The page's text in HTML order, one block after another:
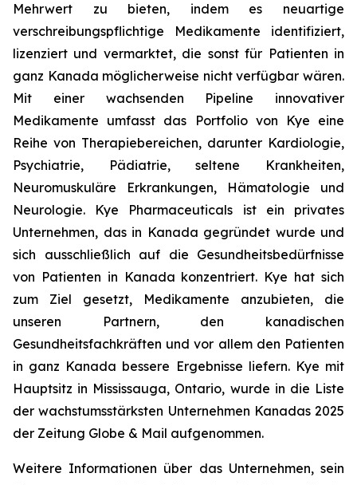
Mehrwert zu bieten, indem es neuartige
verschreibungspflichtige Medikamente identifiziert,
lizenziert und vermarktet, die sonst für Patienten in
ganz Kanada möglicherweise nicht verfügbar wären.
Mit einer wachsenden Pipeline innovativer
Medikamente umfasst das Portfolio von Kye eine
Reihe von Therapiebereichen, darunter Kardiologie,
Psychiatrie, Pädiatrie, seltene Krankheiten,
Neuromuskuläre Erkrankungen, Hämatologie und
Neurologie. Kye Pharmaceuticals ist ein privates
Unternehmen, das in Kanada gegründet wurde und
sich ausschließlich auf die Gesundheitsbedürfnisse
von Patienten in Kanada konzentriert. Kye hat sich
zum Ziel gesetzt, Medikamente anzubieten, die
unseren Partnern, den kanadischen
Gesundheitsfachkräften und vor allem den Patienten
in ganz Kanada bessere Ergebnisse liefern. Kye mit
Hauptsitz in Mississauga, Ontario, wurde in die Liste
der wachstumsstärksten Unternehmen Kanadas 2025
der Zeitung Globe & Mail aufgenommen.
Weitere Informationen über das Unternehmen, sein